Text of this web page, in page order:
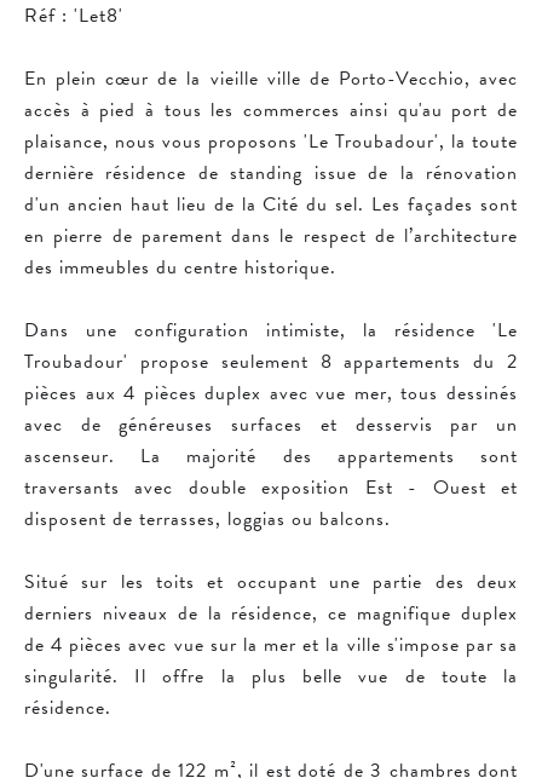
Réf : 'Let8'
En plein cœur de la vieille ville de Porto-Vecchio, avec
accès à pied à tous les commerces ainsi qu'au port de
plaisance, nous vous proposons 'Le Troubadour', la toute
dernière résidence de standing issue de la rénovation
d'un ancien haut lieu de la Cité du sel. Les façades sont
en pierre de parement dans le respect de l’architecture
des immeubles du centre historique.
Dans une configuration intimiste, la résidence 'Le
Troubadour' propose seulement 8 appartements du 2
pièces aux 4 pièces duplex avec vue mer, tous dessinés
avec de généreuses surfaces et desservis par un
ascenseur. La majorité des appartements sont
traversants avec double exposition Est - Ouest et
disposent de terrasses, loggias ou balcons.
Situé sur les toits et occupant une partie des deux
derniers niveaux de la résidence, ce magnifique duplex
de 4 pièces avec vue sur la mer et la ville s'impose par sa
singularité. Il offre la plus belle vue de toute la
résidence.
D'une surface de 122 m², il est doté de 3 chambres dont